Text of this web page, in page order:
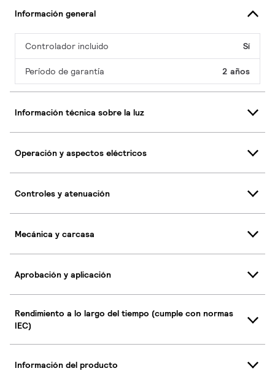
Información general
Controlador incluido Sí
Período de garantía 2 años
Información técnica sobre la luz
Operación y aspectos eléctricos
Controles y atenuación
Mecánica y carcasa
Aprobación y aplicación
Rendimiento a lo largo del tiempo (cumple con normas
IEC)
Información del producto